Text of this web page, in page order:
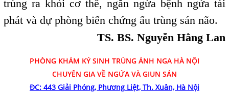
trùng ra khỏi cơ thể, ngăn ngừa bệnh ngứa tái
phát và dự phòng biến chứng ấu trùng sán não.
TS. BS. Nguyễn Hằng Lan
PHÒNG KHÁM KÝ SINH TRÙNG ÁNH NGA HÀ NỘI
CHUYÊN GIA VỀ NGỨA VÀ GIUN SÁN
ĐC: 443 Giải Phóng, Phương Liệt, Th. Xuân, Hà Nội